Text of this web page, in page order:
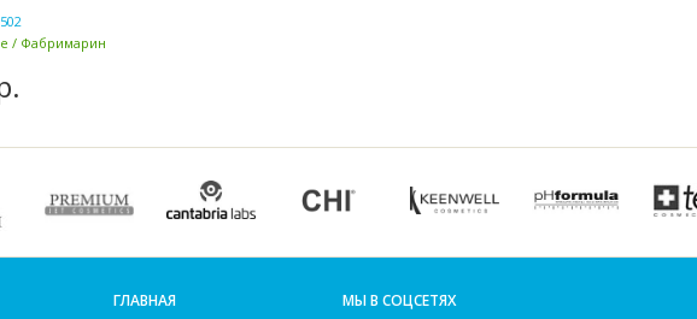
/ Фабримарин
ГЛАВНАЯ
МЫ В СОЦСЕТЯХ